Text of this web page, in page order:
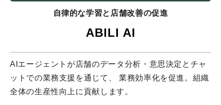
自律的な学習と店舗改善の促進
ABILI AI
AIエージェントが店舗のデータ分析・意思決定とチャ
ットでの業務支援を通じて、 業務効率化を促進。組織
全体の生産性向上に貢献します。